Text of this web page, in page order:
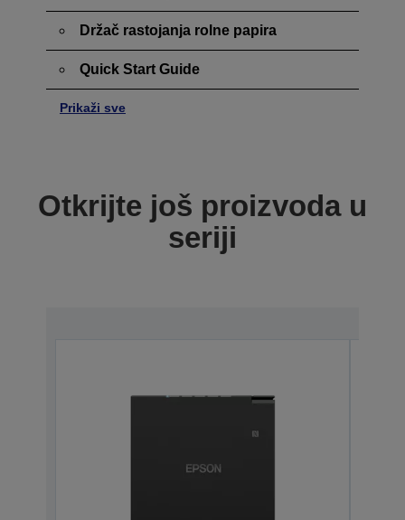
Držač rastojanja rolne papira
Quick Start Guide
Prikaži sve
Otkrijte još proizvoda u
seriji